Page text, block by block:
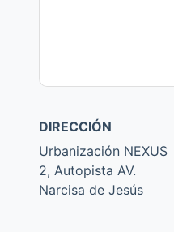
DIRECCIÓN
Urbanización NEXUS
2, Autopista AV.
Narcisa de Jesús